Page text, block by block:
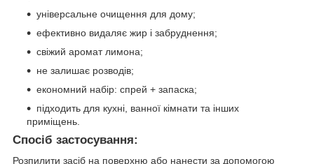
універсальне очищення для дому;
ефективно видаляє жир і забруднення;
свіжий аромат лимона;
не залишає розводів;
економний набір: спрей + запаска;
підходить для кухні, ванної кімнати та інших
приміщень.
Спосіб застосування:
Розпилити засіб на поверхню або нанести за допомогою